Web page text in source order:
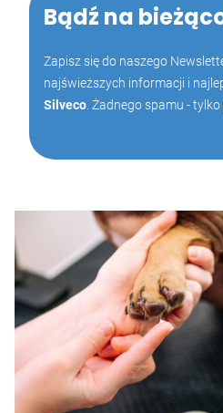
Bądź na
Zapisz się do naszego
najświeższych informacji i
Silveco . Żadnego spamu -